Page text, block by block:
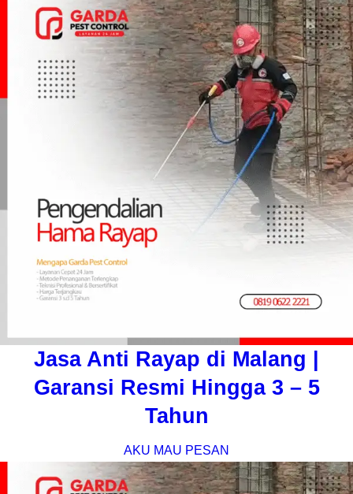
Jasa Anti Rayap di Malang |
Garansi Resmi Hingga 3 – 5
Tahun
AKU MAU PESAN